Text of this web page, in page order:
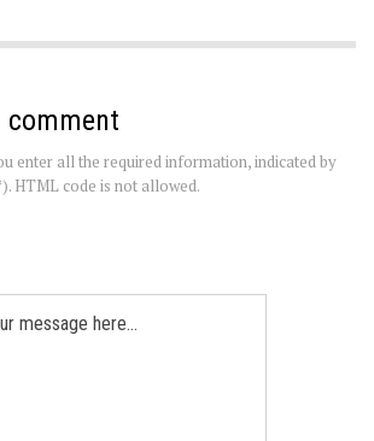
comment
enter all the required information, indicated by
HTML code is not allowed.